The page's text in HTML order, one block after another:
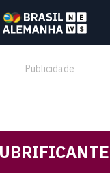
Publicidade